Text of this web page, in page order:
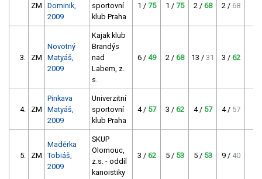
ZM
Dominik,
2009
sportovní
klub Praha
1 / 75 1 / 75 2 / 68 2 / 68
3. ZM
Novotný
Matyáš,
2009
Kajak klub
Brandýs
nad
Labem, z.
s.
6 / 49 2 / 68 13 / 31 3 / 62
4. ZM
Pinkava
Matyáš,
2009
Univerzitní
sportovní
klub Praha
4 / 57 3 / 62 4 / 57 4 / 57
5. ZM
Maděrka
Tobiáš,
2009
SKUP
Olomouc,
z.s. - oddíl
kanoistiky
3 / 62 5 / 53 5 / 53 9 / 40